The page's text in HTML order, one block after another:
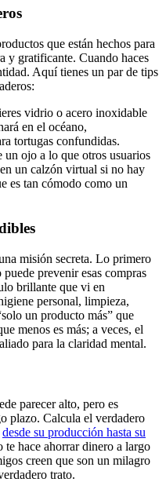
que están hechos para
y gratificante. Cuando haces
Aquí tienes un par de tips
vidrio o acero inoxidable
en el océano,
tortugas confundidas.
un ojo a lo que otros usuarios
un calzón virtual si no hay
es tan cómodo como un
misión secreta. Lo primero
prevenir esas compras
brillante que vi en
personal, limpieza,
un producto más” que
menos es más; a veces, el
para la claridad mental.
parecer alto, pero es
plazo. Calcula el verdadero
desde su producción hasta su
te hace ahorrar dinero a largo
creen que son un milagro
trato.